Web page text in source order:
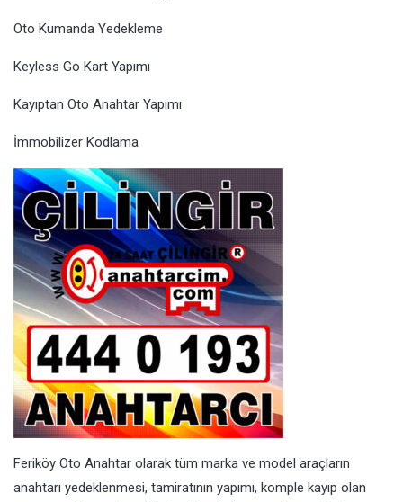
Oto Kumanda Yedekleme
Keyless Go Kart Yapımı
Kayıptan Oto Anahtar Yapımı
İmmobilizer Kodlama
Feriköy Oto Anahtar olarak tüm marka ve model araçların
anahtarı yedeklenmesi, tamiratının yapımı, komple kayıp olan